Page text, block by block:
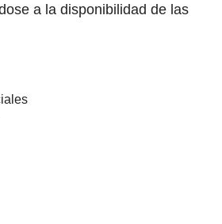
a la disponibilidad de las